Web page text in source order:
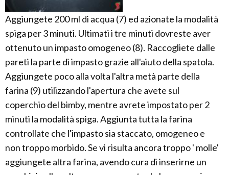
Aggiungete 200 ml di acqua (7) ed azionate la modalità
spiga per 3 minuti. Ultimati i tre minuti dovreste aver
ottenuto un impasto omogeneo (8). Raccogliete dalle
pareti la parte di impasto grazie all'aiuto della spatola.
Aggiungete poco alla volta l'altra metà parte della
farina (9) utilizzando l'apertura che avete sul
coperchio del bimby, mentre avrete impostato per 2
minuti la modalità spiga. Aggiunta tutta la farina
controllate che l'impasto sia staccato, omogeneo e
non troppo morbido. Se vi risulta ancora troppo ' molle'
aggiungete altra farina, avendo cura di inserirne un